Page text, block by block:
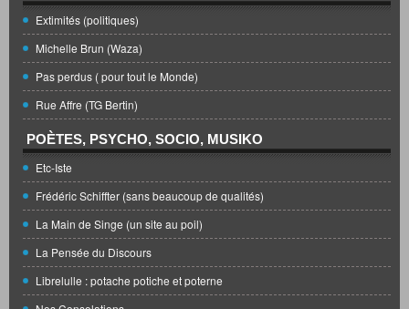
Extimités (politiques)
Michelle Brun (Waza)
Pas perdus ( pour tout le Monde)
Rue Affre (TG Bertin)
POÈTES, PSYCHO, SOCIO, MUSIKO
Etc-Iste
Frédéric Schiffter (sans beaucoup de qualités)
La Main de Singe (un site au poil)
La Pensée du Discours
Librelulle : potache potiche et poterne